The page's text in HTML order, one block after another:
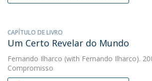
CAPÍTULO DE LIVRO
Um Certo Revelar do Mundo
Fernando Ilharco (with Fernando Ilharco).
Compromisso